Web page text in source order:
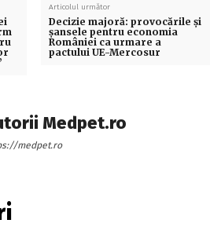
Articolul următor
Decizie majoră: provocările și
șansele pentru economia
României ca urmare a
pactului UE-Mercosur
Medpet.ro
medpet.ro